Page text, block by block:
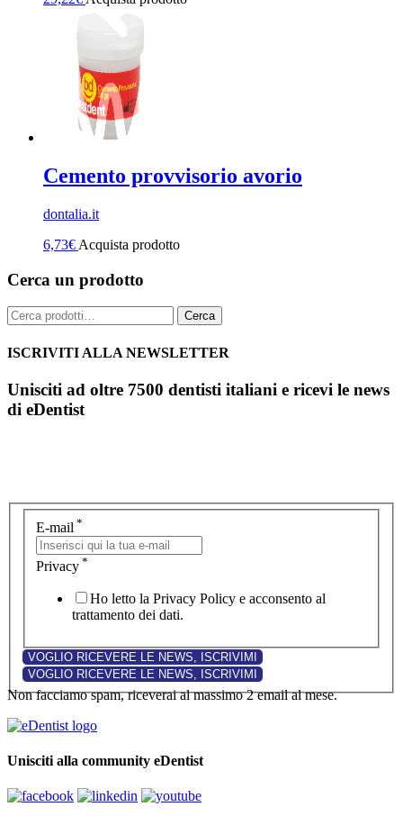
Cemento provvisorio avorio
dontalia.it
6,73€ Acquista prodotto
Cerca un prodotto
Cerca: Cerca
ISCRIVITI ALLA NEWSLETTER
Unisciti ad oltre 7500 dentisti italiani e ricevi le news
di eDentist
E-mail *
Privacy *
Ho letto la Privacy Policy e acconsento al
trattamento dei dati.
Non facciamo spam, riceverai al massimo 2 email al mese.
Unisciti alla community eDentist